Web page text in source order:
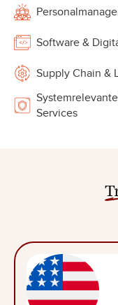
Software &
Supply Chain &
Services